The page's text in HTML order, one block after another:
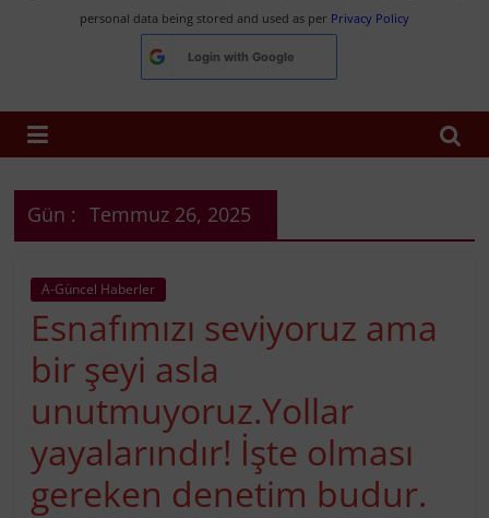
personal data being stored and used as per Privacy Policy
Login with Google
Gün : Temmuz 26, 2025
A-Güncel Haberler
Esnafımızı seviyoruz ama
bir şeyi asla
unutmuyoruz.Yollar
yayalarındır! İşte olması
gereken denetim budur.